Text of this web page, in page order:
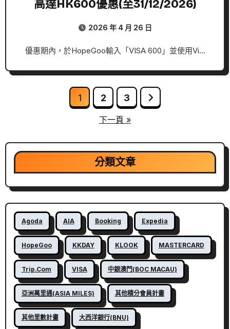
高達HK600優惠(至31/12/2026)
2026 年 4 月 26 日
優惠期內，於HopeGoo輸入「VISA 600」並使用Vi…
分
頁
1 2 3
下一頁 »
分類文章
Agoda AIA Booking Expedia
HopeGoo KKDAY KLOOK MASTERCARD
Trip.com VISA 中銀澳門(BOC MACAU)
亞洲萬里通(ASIA MILES) 其他積分會員計畫
其他里數計畫 大西洋銀行(BNU)